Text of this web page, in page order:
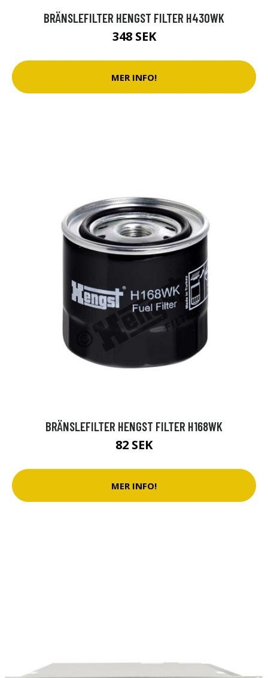
BRÄNSLEFILTER HENGST FILTER H430WK
348 SEK
MER INFO!
BRÄNSLEFILTER HENGST FILTER H168WK
82 SEK
MER INFO!